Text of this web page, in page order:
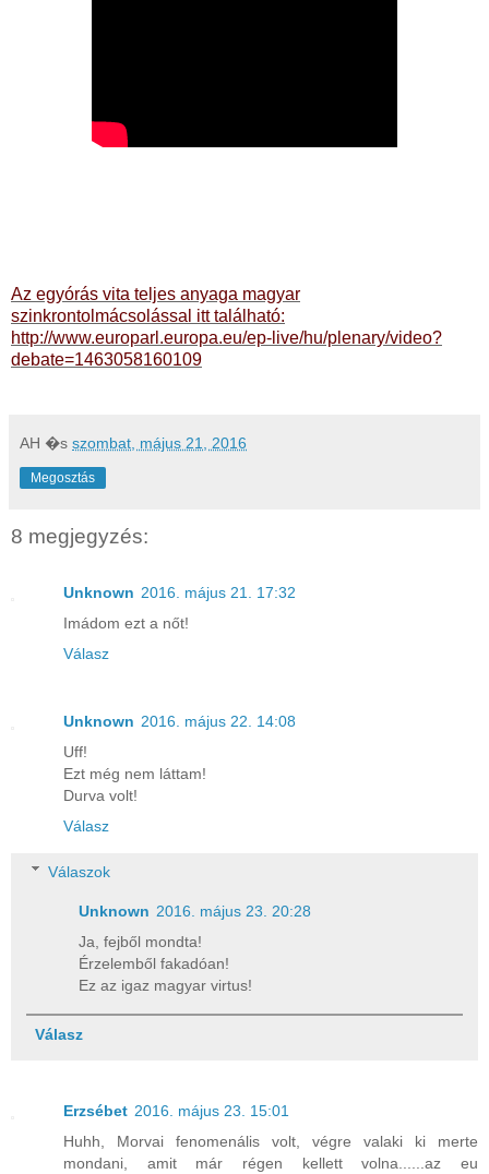
Az egyórás vita teljes anyaga magyar
szinkrontolmácsolással itt található:
http://www.europarl.europa.eu/ep-live/hu/plenary/video?
debate=1463058160109
AH �s szombat, május 21, 2016
Megosztás
8 megjegyzés:
Unknown 2016. május 21. 17:32
Imádom ezt a nőt!
Válasz
Unknown 2016. május 22. 14:08
Uff!
Ezt még nem láttam!
Durva volt!
Válasz
Válaszok
Unknown 2016. május 23. 20:28
Ja, fejből mondta!
Érzelemből fakadóan!
Ez az igaz magyar virtus!
Válasz
Erzsébet 2016. május 23. 15:01
Huhh, Morvai fenomenális volt, végre valaki ki merte
mondani, amit már régen kellett volna......az eu